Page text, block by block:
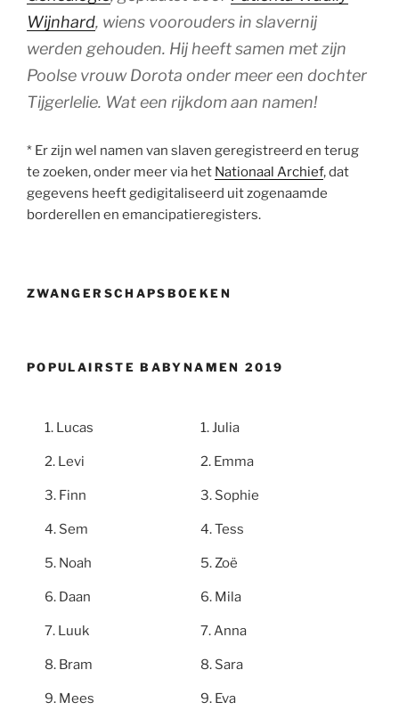
Wijnhard, wiens voorouders in slavernij
werden gehouden. Hij heeft samen met zijn
Poolse vrouw Dorota onder meer een dochter
Tijgerlelie. Wat een rijkdom aan namen!
* Er zijn wel namen van slaven geregistreerd en terug
te zoeken, onder meer via het Nationaal Archief, dat
gegevens heeft gedigitaliseerd uit zogenaamde
borderellen en emancipatieregisters.
ZWANGERSCHAPSBOEKEN
POPULAIRSTE BABYNAMEN 2019
Lucas
Levi
Finn
Sem
Noah
Daan
Luuk
Bram
Mees
Julia
Emma
Sophie
Tess
Zoë
Mila
Anna
Sara
Eva